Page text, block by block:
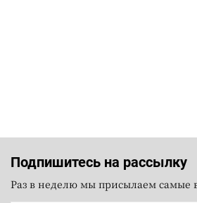
Подпишитесь на рассылку
Раз в неделю мы присылаем самые